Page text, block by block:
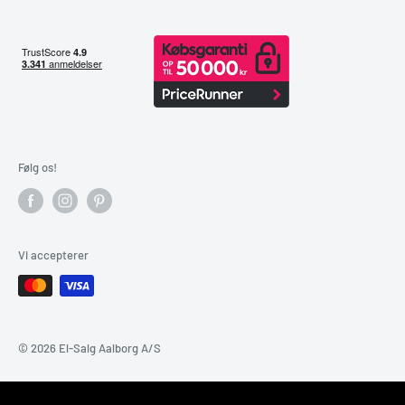
Følg os!
Vi accepterer
© 2026 El-Salg Aalborg A/S